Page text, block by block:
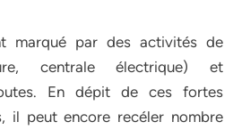
marqué par des activités de
centrale électrique) et
En dépit de ces fortes
il peut encore recéler nombre